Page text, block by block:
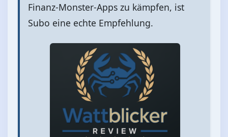
Finanz‑Monster‑Apps zu kämpfen, ist
Subo eine echte Empfehlung.